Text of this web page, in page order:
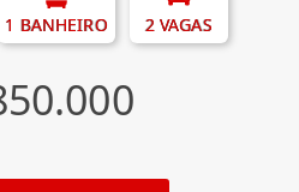
1 BANHEIRO 2 VAGAS